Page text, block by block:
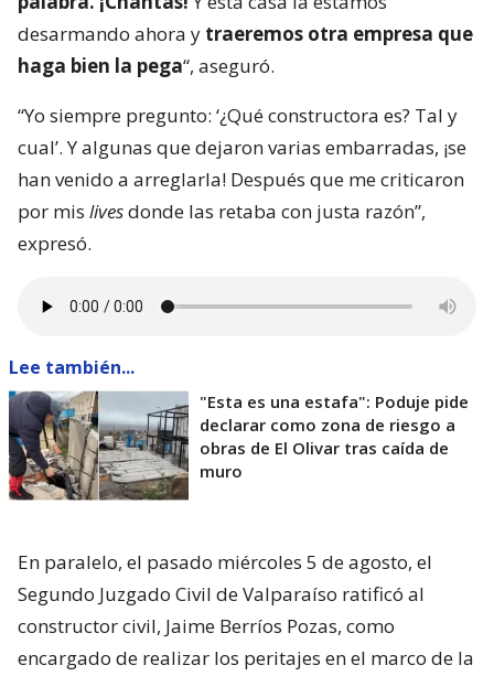
desarmando ahora y traeremos otra empresa que
haga bien la pega“, aseguró.
“Yo siempre pregunto: ‘¿Qué constructora es? Tal y
cual’. Y algunas que dejaron varias embarradas, ¡se
han venido a arreglarla! Después que me criticaron
por mis livesdonde las retaba con justa razón”,
expresó.
Lee también...
"Esta es una estafa": Poduje pide
declarar como zona de riesgo a
obras de El Olivar tras caída de
muro
En paralelo, el pasado miércoles 5 de agosto, el
Segundo Juzgado Civil de Valparaíso ratificó al
constructor civil, Jaime Berríos Pozas, como
encargado de realizar los peritajes en el marco de la